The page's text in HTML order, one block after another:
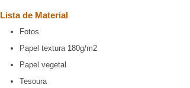
Lista de Material
Fotos
Papel textura 180g/m2
Papel vegetal
Tesoura